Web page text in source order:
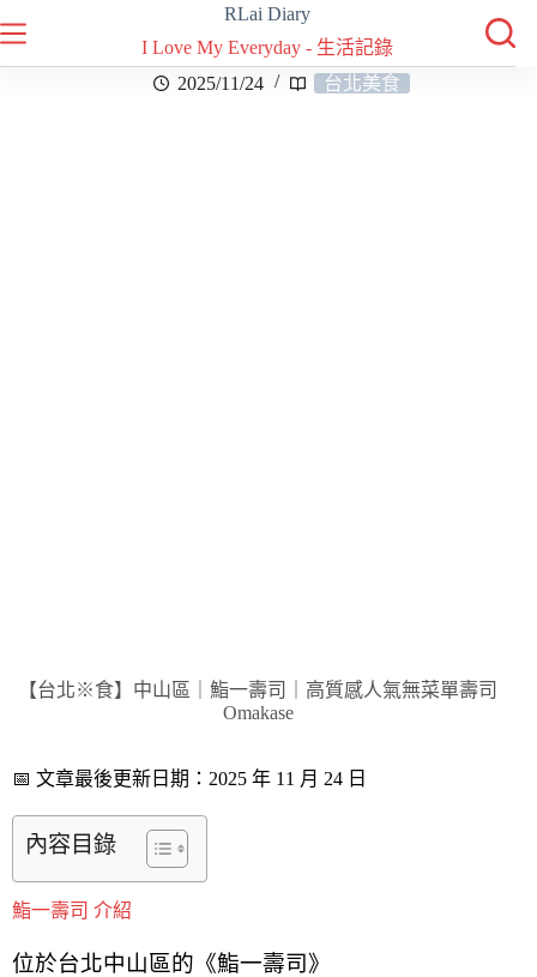
RLai Diary
I Love My Everyday - 生活記錄
2025/11/24
台北美食
【台北※食】中山區｜鮨一壽司｜高質感人氣無菜單壽司
Omakase
📅 文章最後更新日期：2025 年 11 月 24 日
內容目錄
鮨一壽司 介紹
位於台北中山區的《鮨一壽司》